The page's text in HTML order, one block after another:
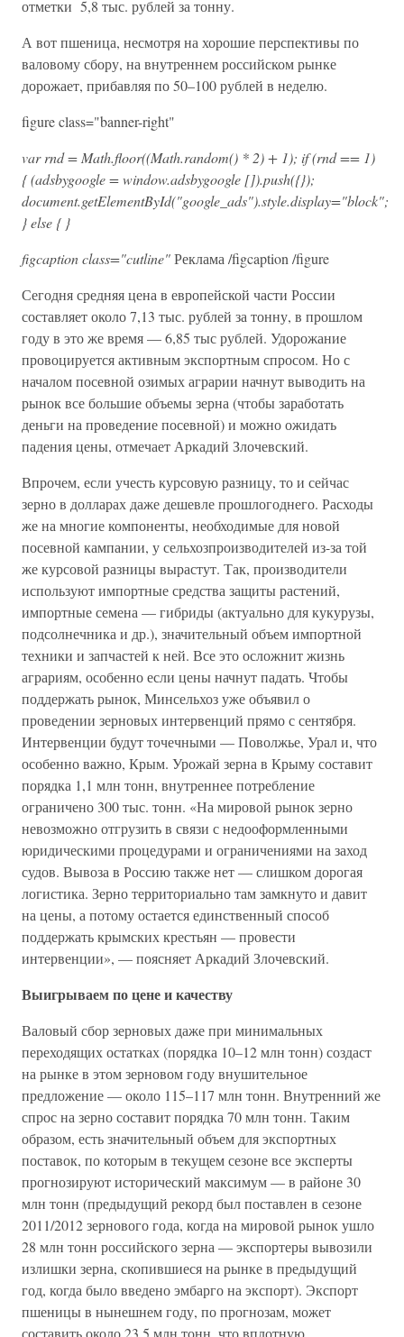
отметки 5,8 тыс. рублей за тонну.
А вот пшеница, несмотря на хорошие перспективы по
валовому сбору, на внутреннем российском рынке
дорожает, прибавляя по 50–100 рублей в неделю.
figure class="banner-right"
var rnd = Math.floor((Math.random() * 2) + 1); if (rnd == 1)
{ (adsbygoogle = window.adsbygoogle []).push({});
document.getElementById("google_ads").style.display="block";
} else { }
figcaption class="cutline"Реклама /figcaption /figure
Сегодня средняя цена в европейской части России
составляет около 7,13 тыс. рублей за тонну, в прошлом
году в это же время — 6,85 тыс рублей. Удорожание
провоцируется активным экспортным спросом. Но с
началом посевной озимых аграрии начнут выводить на
рынок все большие объемы зерна (чтобы заработать
деньги на проведение посевной) и можно ожидать
падения цены, отмечает Аркадий Злочевский.
Впрочем, если учесть курсовую разницу, то и сейчас
зерно в долларах даже дешевле прошлогоднего. Расходы
же на многие компоненты, необходимые для новой
посевной кампании, у сельхозпроизводителей из-за той
же курсовой разницы вырастут. Так, производители
используют импортные средства защиты растений,
импортные семена — гибриды (актуально для кукурузы,
подсолнечника и др.), значительный объем импортной
техники и запчастей к ней. Все это осложнит жизнь
аграриям, особенно если цены начнут падать. Чтобы
поддержать рынок, Минсельхоз уже объявил о
проведении зерновых интервенций прямо с сентября.
Интервенции будут точечными — Поволжье, Урал и, что
особенно важно, Крым. Урожай зерна в Крыму составит
порядка 1,1 млн тонн, внутреннее потребление
ограничено 300 тыс. тонн. «На мировой рынок зерно
невозможно отгрузить в связи с недооформленными
юридическими процедурами и ограничениями на заход
судов. Вывоза в Россию также нет — слишком дорогая
логистика. Зерно территориально там замкнуто и давит
на цены, а потому остается единственный способ
поддержать крымских крестьян — провести
интервенции», — поясняет Аркадий Злочевский.
Выигрываем по цене и качеству
Валовый сбор зерновых даже при минимальных
переходящих остатках (порядка 10–12 млн тонн) создаст
на рынке в этом зерновом году внушительное
предложение — около 115–117 млн тонн. Внутренний же
спрос на зерно составит порядка 70 млн тонн. Таким
образом, есть значительный объем для экспортных
поставок, по которым в текущем сезоне все эксперты
прогнозируют исторический максимум — в районе 30
млн тонн (предыдущий рекорд был поставлен в сезоне
2011/2012 зернового года, когда на мировой рынок ушло
28 млн тонн российского зерна — экспортеры вывозили
излишки зерна, скопившиеся на рынке в предыдущий
год, когда было введено эмбарго на экспорт). Экспорт
пшеницы в нынешнем году, по прогнозам, может
составить около 23,5 млн тонн, что вплотную